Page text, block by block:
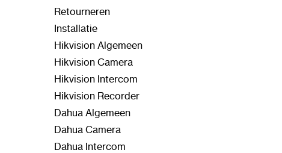
Retourneren
Installatie
Hikvision Algemeen
Hikvision Camera
Hikvision Intercom
Hikvision Recorder
Dahua Algemeen
Dahua Camera
Dahua Intercom